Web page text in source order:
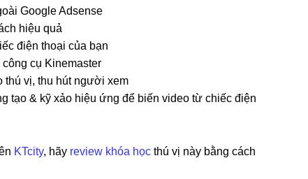
Google Adsense
hiệu quả
điện thoại của bạn
cụ Kinemaster
thú vị, thu hút người xem
tạo & kỹ xảo hiệu ứng để biến video từ chiếc điện
KTcity, hãy review khóa học thú vị này bằng cách